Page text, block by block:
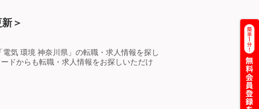
＞
気 環境 神奈川県」の転職・求人情報を探し
ドからも転職・求人情報をお探しいただけ